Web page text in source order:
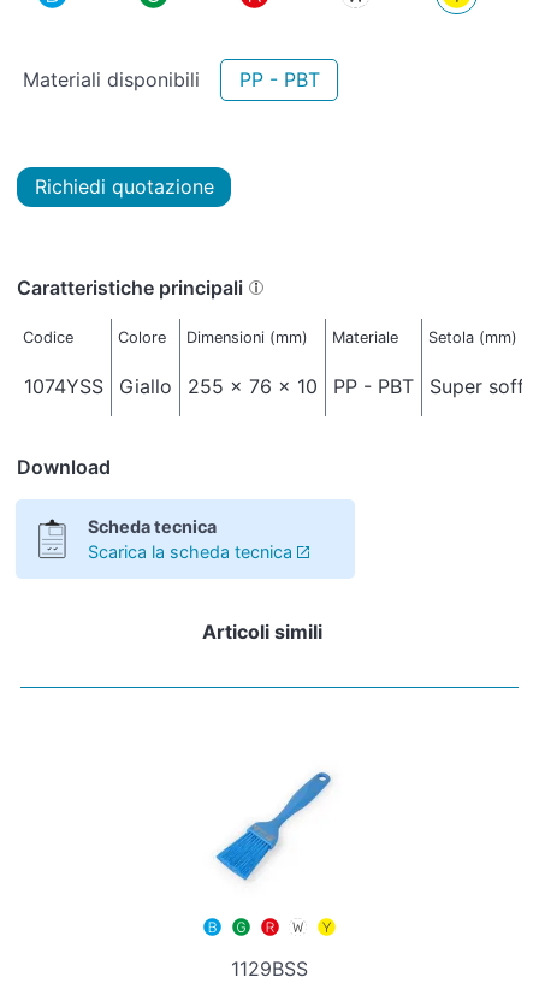
Materiali disponibili PP - PBT
Richiedi quotazione
Caratteristiche principali
Codice Colore Dimensioni (mm) Materiale Setola (mm)
1074YSS Giallo 255 x 76 x 10 PP - PBT Super
Download
Scheda tecnica
Scarica la scheda tecnica
Articoli simili
1129BSS